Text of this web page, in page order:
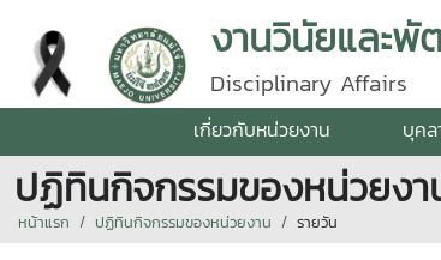
งานวินัยและ
Disciplinary Affairs
เกี่ยวกับหน่วยงาน บุคล
ปฏิทินกิจกรรมของหน่วยงา
หน้าแรก ปฏิทินกิจกรรมของหน่วยงาน รายวัน